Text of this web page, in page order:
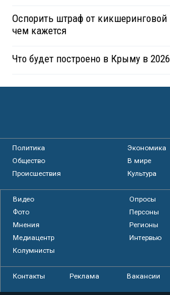
Оспорить штраф от
чем кажется
Что будет построено в Крыму в
Политика
Экономика
Общество
В мире
Происшествия
Культура
Видео
Опросы
Фото
Персоны
Мнения
Регионы
Медиацентр
Интервью
Колумнисты
Контакты Реклама Вакансии